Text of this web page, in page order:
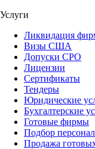
Услуги
Ликвидация
Визы США
Допуски СРО
Лицензии
Сертификаты
Тендеры
Юридические
Бухгалтерские
Готовые фирмы
Подбор
Продажа